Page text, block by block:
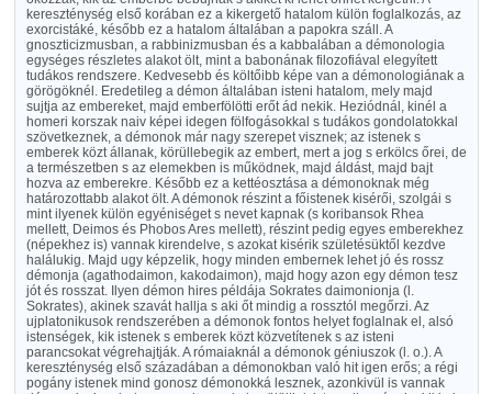
kereszténység első korában ez a kikergető hatalom külön foglalkozás, az
exorcistáké, később ez a hatalom általában a papokra száll. A
gnoszticizmusban, a rabbinizmusban és a kabbalában a démonologia
egységes részletes alakot ölt, mint a babonának filozofiával elegyített
tudákos rendszere. Kedvesebb és költőibb képe van a démonologiának a
görögöknél. Eredetileg a démon általában isteni hatalom, mely majd
sujtja az embereket, majd emberfölötti erőt ád nekik. Heziódnál, kinél a
homeri korszak naiv képei idegen fölfogásokkal s tudákos gondolatokkal
szövetkeznek, a démonok már nagy szerepet visznek; az istenek s
emberek közt állanak, körüllebegik az embert, mert a jog s erkölcs őrei, de
a természetben s az elemekben is működnek, majd áldást, majd bajt
hozva az emberekre. Később ez a kettéosztása a démonoknak még
határozottabb alakot ölt. A démonok részint a főistenek kisérői, szolgái s
mint ilyenek külön egyéniséget s nevet kapnak (s koribansok Rhea
mellett, Deimos és Phobos Ares mellett), részint pedig egyes emberekhez
(népekhez is) vannak kirendelve, s azokat kisérik születésüktől kezdve
halálukig. Majd ugy képzelik, hogy minden embernek lehet jó és rossz
démonja (agathodaimon, kakodaimon), majd hogy azon egy démon tesz
jót és rosszat. Ilyen démon hires példája Sokrates daimonionja (l.
Sokrates), akinek szavát hallja s aki őt mindig a rossztól megőrzi. Az
ujplatonikusok rendszerében a démonok fontos helyet foglalnak el, alsó
istenségek, kik istenek s emberek közt közvetítenek s az isteni
parancsokat végrehajtják. A rómaiaknál a démonok géniuszok (l. o.). A
kereszténység első századában a démonokban való hit igen erős; a régi
pogány istenek mind gonosz démonokká lesznek, azonkivül is vannak